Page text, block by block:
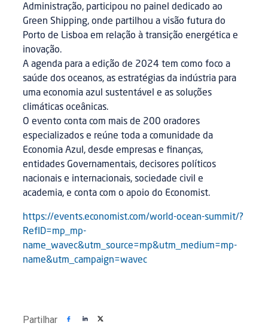
Administração, participou no painel dedicado ao
Green Shipping, onde partilhou a visão futura do
Porto de Lisboa em relação à transição energética e
inovação.
A agenda para a edição de 2024 tem como foco a
saúde dos oceanos, as estratégias da indústria para
uma economia azul sustentável e as soluções
climáticas oceânicas.
O evento conta com mais de 200 oradores
especializados e reúne toda a comunidade da
Economia Azul, desde empresas e finanças,
entidades Governamentais, decisores políticos
nacionais e internacionais, sociedade civil e
academia, e conta com o apoio do Economist.
https://events.economist.com/world-ocean-summit/?
RefID=mp_mp-
name_wavec&utm_source=mp&utm_medium=mp-
name&utm_campaign=wavec
Partilhar